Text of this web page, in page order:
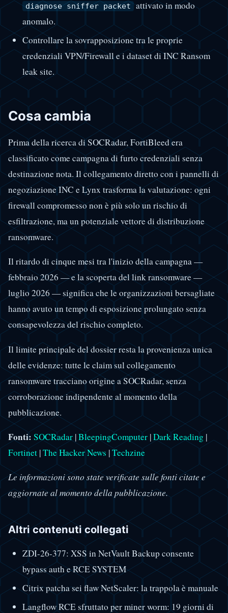
diagnose sniffer packet attivato in modo
anomalo.
Controllare la sovrapposizione tra le proprie
credenziali VPN/Firewall e i dataset di INC Ransom
leak site.
Cosa cambia
Prima della ricerca di SOCRadar, FortiBleed era
classificato come campagna di furto credenziali senza
destinazione nota. Il collegamento diretto con i pannelli di
negoziazione INC e Lynx trasforma la valutazione: ogni
firewall compromesso non è più solo un rischio di
esfiltrazione, ma un potenziale vettore di distribuzione
ransomware.
Il ritardo di cinque mesi tra l'inizio della campagna —
febbraio 2026 — e la scoperta del link ransomware —
luglio 2026 — significa che le organizzazioni bersagliate
hanno avuto un tempo di esposizione prolungato senza
consapevolezza del rischio completo.
Il limite principale del dossier resta la provenienza unica
delle evidenze: tutte le claim sul collegamento
ransomware tracciano origine a SOCRadar, senza
corroborazione indipendente al momento della
pubblicazione.
Fonti: SOCRadar |BleepingComputer |Dark Reading |
Fortinet |The Hacker News |Techzine
Le informazioni sono state verificate sulle fonti citate e
aggiornate al momento della pubblicazione.
Altri contenuti collegati
ZDI-26-377: XSS in NetVault Backup consente
bypass auth e RCE SYSTEM
Citrix patcha sei flaw NetScaler: la trappola è manuale
Langflow RCE sfruttato per miner worm: 19 giorni di